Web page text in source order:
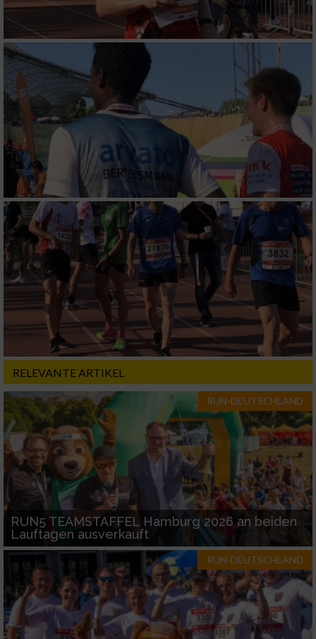
RELEVANTE ARTIKEL
RUN-DEUTSCHLAND
RUN5 TEAMSTAFFEL Hamburg 2026 an beiden
Lauftagen ausverkauft
RUN-DEUTSCHLAND